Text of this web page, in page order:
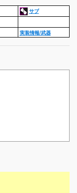
サブ
実装情報/武器